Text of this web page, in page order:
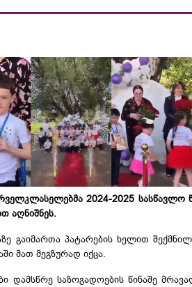
2024-2025 სასწავლო
აღნიშნეს.
გაიმართა პატარების ხელით
მათ მეგზურად იქცა.
დამსწრე საზოგადოების წინაშე